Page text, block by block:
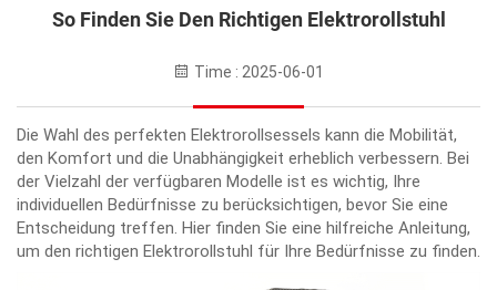
So Finden Sie Den Richtigen Elektrorollstuhl
Time : 2025-06-01
Die Wahl des perfekten Elektrorollsessels kann die Mobilität,
den Komfort und die Unabhängigkeit erheblich verbessern. Bei
der Vielzahl der verfügbaren Modelle ist es wichtig, Ihre
individuellen Bedürfnisse zu berücksichtigen, bevor Sie eine
Entscheidung treffen. Hier finden Sie eine hilfreiche Anleitung,
um den richtigen Elektrorollstuhl für Ihre Bedürfnisse zu finden.